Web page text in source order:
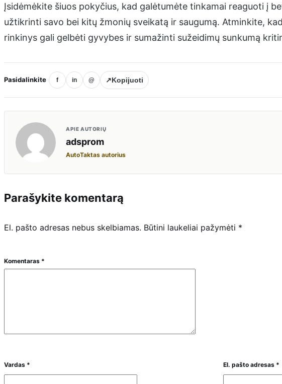
Įsidėmėkite šiuos pokyčius, kad galėtumėte tinkamai reaguoti į
užtikrinti savo bei kitų žmonių sveikatą ir saugumą. Atminkite,
rinkinys gali gelbėti gyvybes ir sumažinti sužeidimų sunkumą
Pasidalinkite f in @ ↗Kopijuoti
APIE AUTORIŲ
adsprom
AutoTaktas autorius
Parašykite komentarą
El. pašto adresas nebus skelbiamas. Būtini laukeliai pažymėti *
Komentaras *
Vardas * El. pašto adresas *